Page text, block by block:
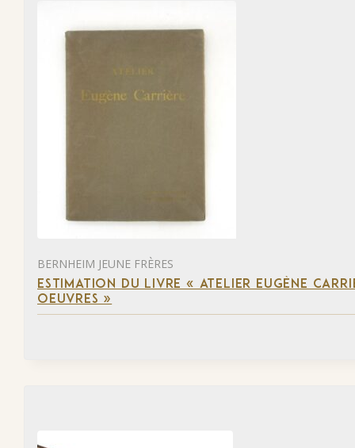
BERNHEIM JEUNE FRÈRES
ESTIMATION DU LIVRE « ATELIER EUGÈNE
OEUVRES »